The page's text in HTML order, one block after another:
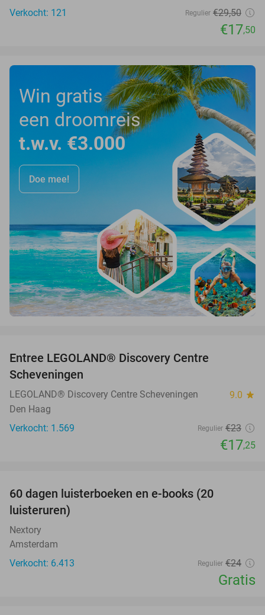
Verkocht: 121
Regulier €29,50
€17,50
Win gratis
een droomreis
t.w.v. €3.000
Doe mee!
Entree LEGOLAND® Discovery Centre
Scheveningen
LEGOLAND® Discovery Centre Scheveningen 9.0 star
Den Haag
Verkocht: 1.569
Regulier €23
€17,25
60 dagen luisterboeken en e-books (20
luisteruren)
Nextory
Amsterdam
Verkocht: 6.413
Regulier €24
Gratis